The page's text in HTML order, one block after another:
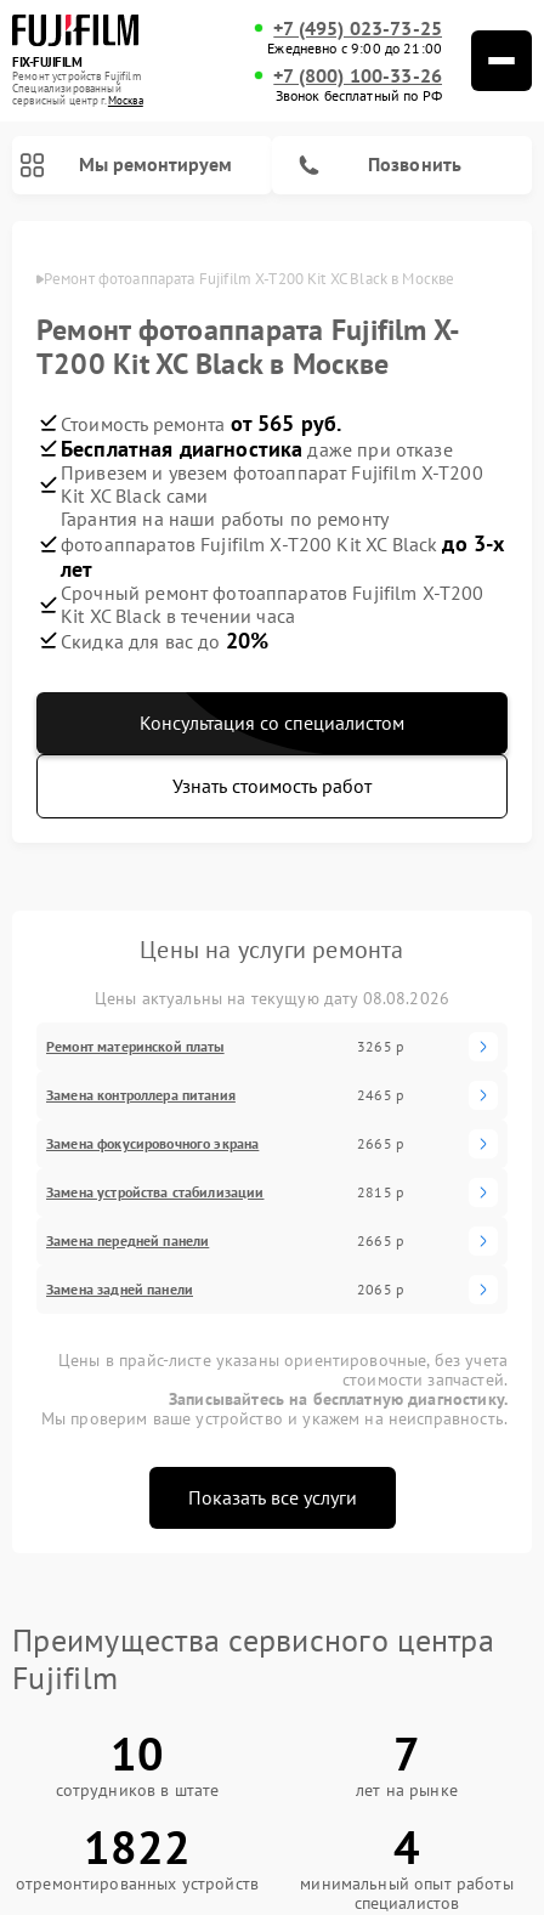
FIX-FUJIFILM
Ремонт устройств Fujifilm
Специализированный
cервисный центр г.Москва
+7 (495) 023-73-25
Ежедневно с 9:00 до 21:00
+7 (800) 100-33-26
Звонок бесплатный по РФ
Мы ремонтируем Позвонить
Ремонт фотоаппарата Fujifilm X-T200 Kit XC Black в Москве
Ремонт фотоаппарата Fujifilm X-
T200 Kit XC Black в Москве
Стоимость ремонта от 565 руб.
Бесплатная диагностика даже при отказе
Привезем и увезем фотоаппарат Fujifilm X-T200
Kit XC Black сами
Гарантия на наши работы по ремонту
фотоаппаратов Fujifilm X-T200 Kit XC Blackдо 3-х
лет
Срочный ремонт фотоаппаратов Fujifilm X-T200
Kit XC Black в течении часа
Скидка для вас до 20%
Консультация со специалистом
Узнать стоимость работ
Цены на услуги ремонта
Цены актуальны на текущую дату 08.08.2026
Ремонт материнской платы 3265 р
Замена контроллера питания 2465 р
Замена фокусировочного экрана 2665 р
Замена устройства стабилизации 2815 р
Замена передней панели 2665 р
Замена задней панели 2065 р
Цены в прайс-листе указаны ориентировочные, без учета
стоимости запчастей.
Записывайтесь на бесплатную диагностику.
Мы проверим ваше устройство и укажем на неисправность.
Показать все услуги
Преимущества сервисного центра
Fujifilm
10
сотрудников в штате
7
лет на рынке
1822
отремонтированных устройств
4
минимальный опыт работы
специалистов